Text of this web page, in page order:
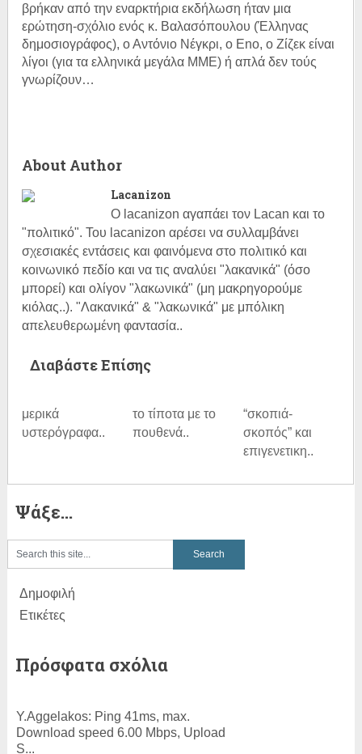
βρήκαν από την εναρκτήρια εκδήλωση ήταν μια
ερώτηση-σχόλιο ενός κ. Βαλασόπουλου (Έλληνας
δημοσιογράφος), ο Αντόνιο Νέγκρι, ο Eno, ο Ζίζεκ είναι
λίγοι (για τα ελληνικά μεγάλα ΜΜΕ) ή απλά δεν τούς
γνωρίζουν…
About Author
Lacanizon
Ο lacanizon αγαπάει τον Lacan και το
"πολιτικό". Του lacanizon αρέσει να συλλαμβάνει
σχεσιακές εντάσεις και φαινόμενα στο πολιτικό και
κοινωνικό πεδίο και να τις αναλύει "λακανικά" (όσο
μπορεί) και ολίγον "λακωνικά" (μη μακρηγορούμε
κιόλας..). "Λακανικά" & "λακωνικά" με μπόλικη
απελευθερωμένη φαντασία..
Διαβάστε Επίσης
μερικά
υστερόγραφα..
το τίποτα με το
πουθενά..
“σκοπιά-
σκοπός” και
επιγενετικη..
Ψάξε…
Δημοφιλή
Ετικέτες
Πρόσφατα σχόλια
Y.Aggelakos: Ping 41ms, max.
Download speed 6.00 Mbps, Upload
S...